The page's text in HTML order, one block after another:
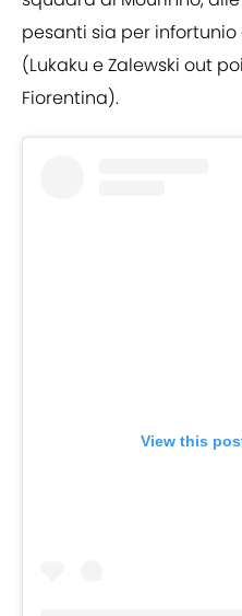
pesanti sia per
(Lukaku e Zalewski out
Fiorentina).
View this